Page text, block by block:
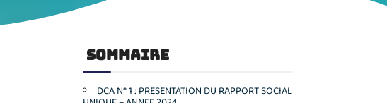
SOMMAIRE
DCA N° 1 : PRESENTATION DU RAPPORT SOCIAL